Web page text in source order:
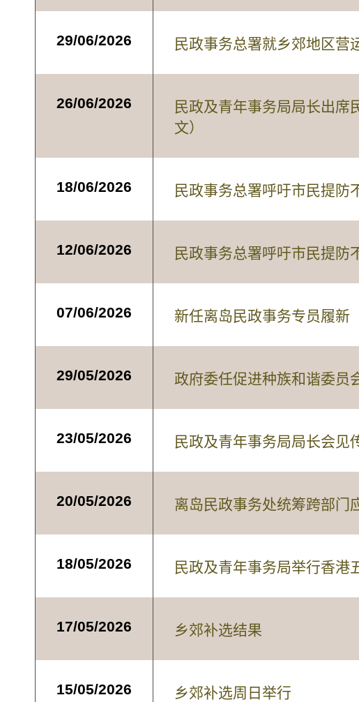
29/06/2026 民政事务总署就乡郊地区营
26/06/2026
民政及青年事务局局长出席
文）
18/06/2026 民政事务总署呼吁市民提防
12/06/2026 民政事务总署呼吁市民提防
07/06/2026 新任离岛民政事务专员履新
29/05/2026 政府委任促进种族和谐委员
23/05/2026 民政及青年事务局局长会见
20/05/2026 离岛民政事务处统筹跨部门
18/05/2026 民政及青年事务局举行香港
17/05/2026 乡郊补选结果
15/05/2026 乡郊补选周日举行